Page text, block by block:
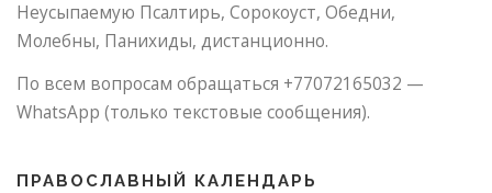
Неусыпаемую Псалтирь, Сорокоуст, Обедни,
Молебны, Панихиды, дистанционно.
По всем вопросам обращаться +77072165032 —
WhatsApp (только текстовые сообщения).
ПРАВОСЛАВНЫЙ КАЛЕНДАРЬ